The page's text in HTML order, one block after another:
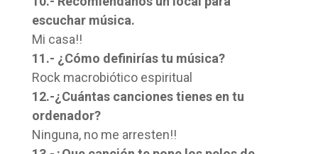
escuchar música.
Mi casa!!
11.- ¿Cómo definirías tu música?
Rock macrobiótico espiritual
12.-¿Cuántas canciones tienes en tu
ordenador?
Ninguna, no me arresten!!